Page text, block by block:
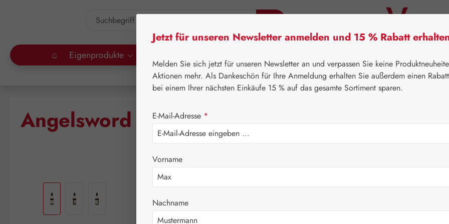
⌂ Eigenprodukte
⌂ Leitner Lifecare Blütenessenzen Australian Bush Flowers
Angelsword Tropfen
Regulärer
18,00
Inhalt:0.015
Jetzt für unseren Newsletter anmelden und 15 % Rabatt
Melden Sie sich jetzt für unseren Newsletter an und verpassen Sie keine
Aktionen mehr. Als Dankeschön für Ihre Anmeldung erhalten Sie außerdem einen
bei einem Ihrer nächsten Einkäufe 15 % auf das gesamte Sortiment sparen.
E-Mail-Adresse *
Vorname
Nachname